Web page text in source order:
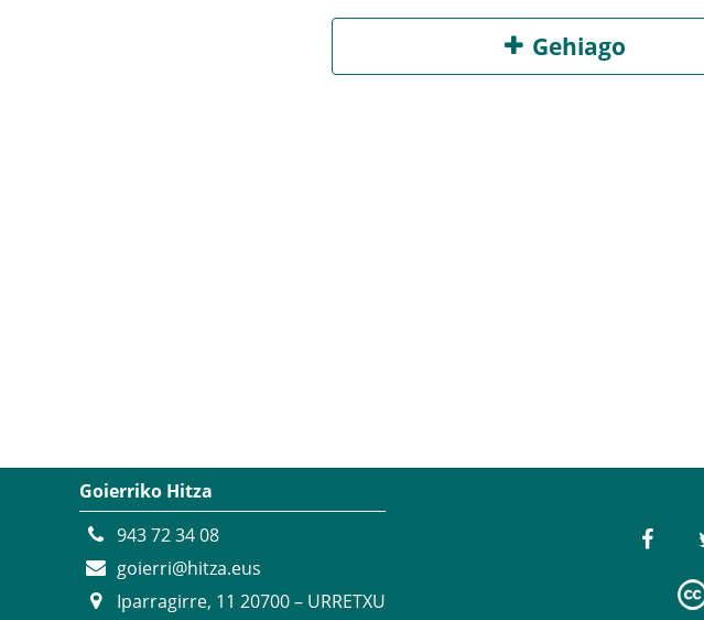
Gehiago
Goierriko Hitza
943 72 34 08
goierri@hitza.eus
Iparragirre, 11 20700 – URRETXU